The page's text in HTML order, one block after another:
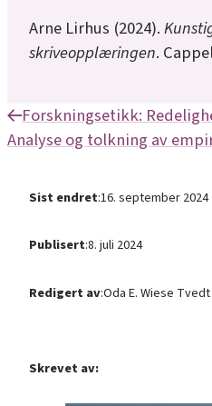
Arne Lirhus (2024).
skriveopplæringen.
Forskningsetikk:
Analyse og tolkning av
Sist endret:16. september 2024
Publisert:8. juli 2024
Redigert av:Oda E. Wiese Tvedt
Skrevet av: